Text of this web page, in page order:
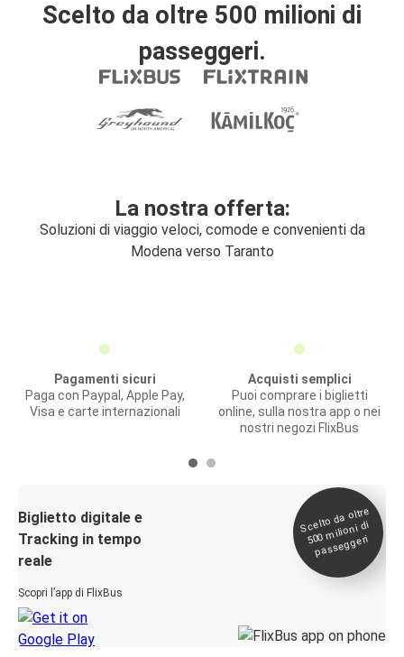
Scelto da oltre 500 milioni di
passeggeri.
La nostra offerta:
Soluzioni di viaggio veloci, comode e convenienti da
Modena verso Taranto
Pagamenti sicuri
Paga con Paypal, Apple Pay,
Visa e carte internazionali
Acquisti semplici
Puoi comprare i biglietti
online, sulla nostra app o nei
nostri negozi FlixBus
Biglietto digitale e
Tracking in tempo
reale
Scopri l’app di FlixBus
Scelto da oltre
500
milioni di
passeggeri